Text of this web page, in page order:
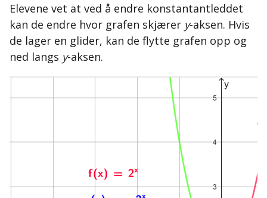
Elevene vet at ved å endre konstantantleddet
kan de endre hvor grafen skjærer y-aksen. Hvis
de lager en glider, kan de flytte grafen opp og
ned langs y-aksen.